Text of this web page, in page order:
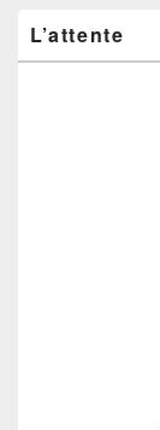
ranger
L’attente